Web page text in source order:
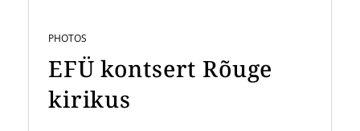
PHOTOS
EFÜ kontsert Rõuge
kirikus